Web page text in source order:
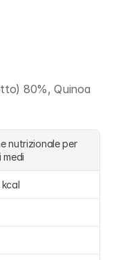
80%, Quinoa
nutrizionale per
medi